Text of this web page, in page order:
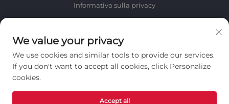
Informativa sulla privacy
Iscriviti per ricevere la nostra newsletter settimanale
We value your privacy
We use cookies and similar tools to provide our services.
If you don't want to accept all cookies, click Personalize
cookies.
Accept all